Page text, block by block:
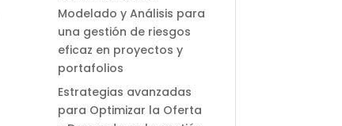
Modelado y Análisis para
una gestión de riesgos
eficaz en proyectos y
portafolios
Estrategias avanzadas
para Optimizar la Oferta